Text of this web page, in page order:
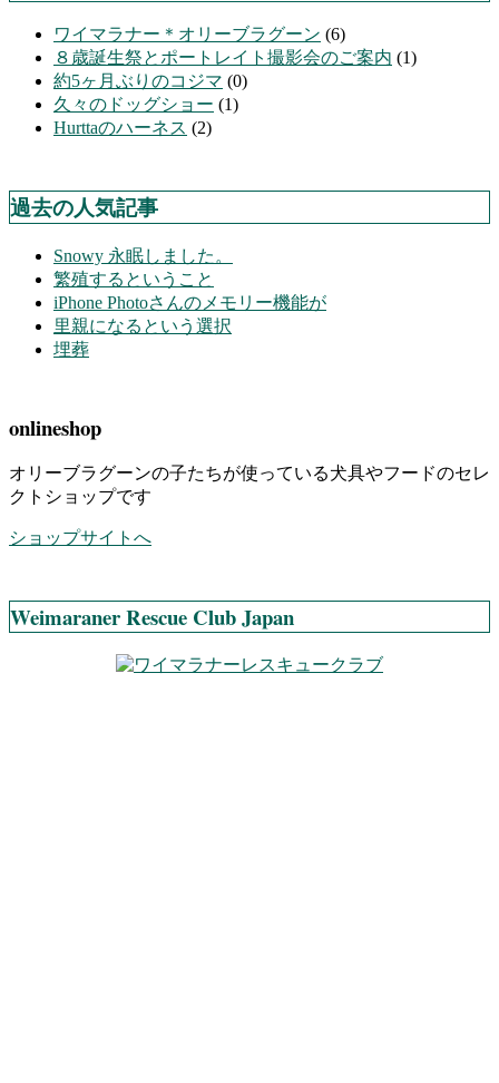
ワイマラナー＊オリーブラグーン (6)
８歳誕生祭とポートレイト撮影会のご案内 (1)
約5ヶ月ぶりのコジマ (0)
久々のドッグショー (1)
Hurttaのハーネス (2)
過去の人気記事
Snowy 永眠しました。
繁殖するということ
iPhone Photoさんのメモリー機能が
里親になるという選択
埋葬
onlineshop
オリーブラグーンの子たちが使っている犬具やフードのセレ
クトショップです
ショップサイトへ
Weimaraner Rescue Club Japan